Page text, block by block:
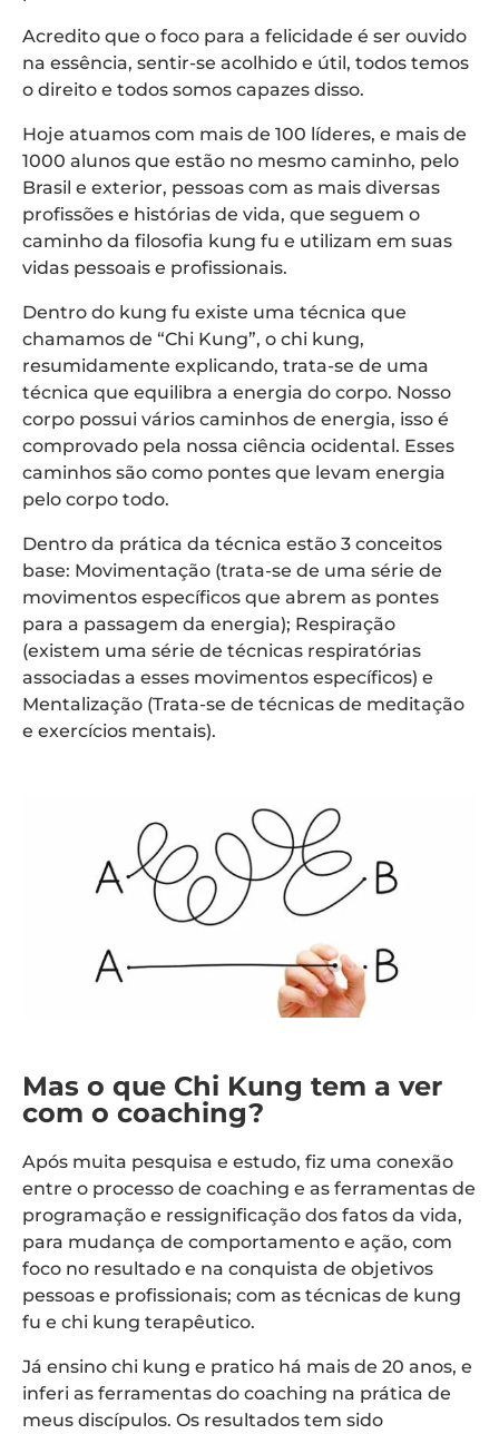
Acredito que o foco para a felicidade é ser ouvido
na essência, sentir-se acolhido e útil, todos temos
o direito e todos somos capazes disso.
Hoje atuamos com mais de 100 líderes, e mais de
1000 alunos que estão no mesmo caminho, pelo
Brasil e exterior, pessoas com as mais diversas
profissões e histórias de vida, que seguem o
caminho da filosofia kung fu e utilizam em suas
vidas pessoais e profissionais.
Dentro do kung fu existe uma técnica que
chamamos de “Chi Kung”, o chi kung,
resumidamente explicando, trata-se de uma
técnica que equilibra a energia do corpo. Nosso
corpo possui vários caminhos de energia, isso é
comprovado pela nossa ciência ocidental. Esses
caminhos são como pontes que levam energia
pelo corpo todo.
Dentro da prática da técnica estão 3 conceitos
base: Movimentação (trata-se de uma série de
movimentos específicos que abrem as pontes
para a passagem da energia); Respiração
(existem uma série de técnicas respiratórias
associadas a esses movimentos específicos) e
Mentalização (Trata-se de técnicas de meditação
e exercícios mentais).
Mas o que Chi Kung tem a ver
com o coaching?
Após muita pesquisa e estudo, fiz uma conexão
entre o processo de coaching e as ferramentas de
programação e ressignificação dos fatos da vida,
para mudança de comportamento e ação, com
foco no resultado e na conquista de objetivos
pessoas e profissionais; com as técnicas de kung
fu e chi kung terapêutico.
Já ensino chi kung e pratico há mais de 20 anos, e
inferi as ferramentas do coaching na prática de
meus discípulos. Os resultados tem sido